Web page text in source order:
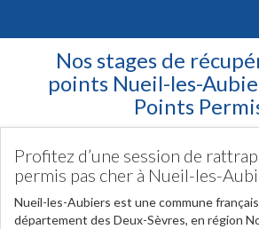
Nos stages de
points Nueil-les-
Points
Profitez d’une session de
permis pas cher à Nueil-les-
Nueil-les-Aubiers est une commune
département des Deux-Sèvres, en région